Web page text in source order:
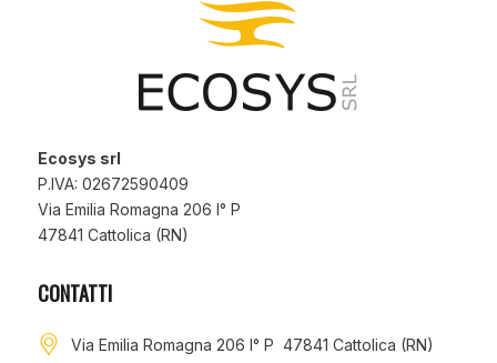
Ecosys srl
P.IVA: 02672590409
Via Emilia Romagna 206 I° P
47841 Cattolica (RN)
CONTATTI
Via Emilia Romagna 206 I° P 47841 Cattolica (RN)